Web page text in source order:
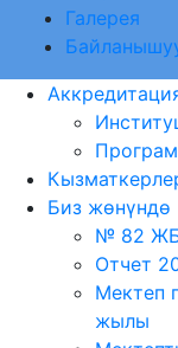
Галерея
Биз жөнүндө
№ 82
Отчет
Мектеп
жылы